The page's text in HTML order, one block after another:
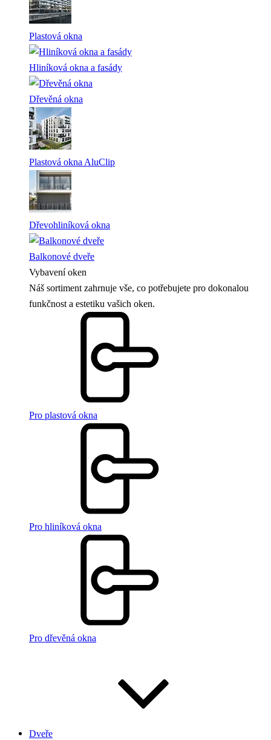
Plastová okna
Hliníková okna a fasády
Dřevěná okna
Plastová okna AluClip
Dřevohliníková okna
Balkonové dveře
Vybavení oken
Náš sortiment zahrnuje vše, co potřebujete pro dokonalou
funkčnost a estetiku vašich oken.
Pro plastová okna
Pro hliníková okna
Pro dřevěná okna
Dveře